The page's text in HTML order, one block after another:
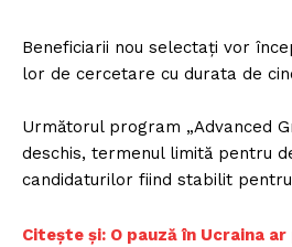
Beneficiarii nou selectați vor
lor de cercetare cu durata de
Următorul program „Advanced
deschis, termenul limită pentru
candidaturilor fiind stabilit pentru
Citește și: O pauză în Ucraina